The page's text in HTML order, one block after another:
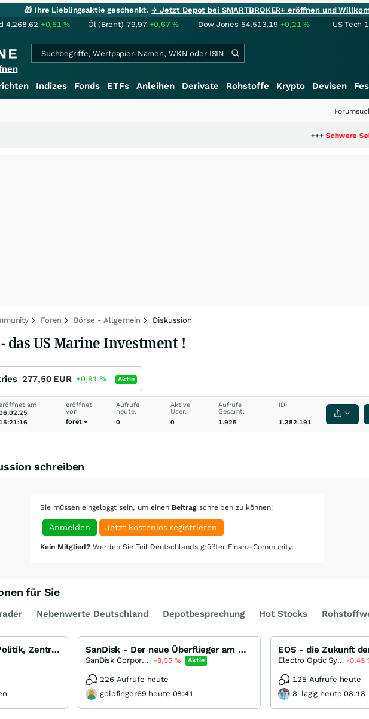
🎁 Ihre Lieblingsaktie geschenkt.→ Jetzt Depot bei SMARTBROKER+ eröffnen und
4.268,62 +0,51% Öl (Brent) 79,97 +0,67% Dow Jones 54.513,19 +0,21% US Tech
Indizes Fonds ETFs Anleihen Derivate Rohstoffe Krypto Devisen
Schwere Seltene
Foren Börse - Allgemein Diskussion
US Marine Investment !
277,50 EUR +0,91 % Aktie
am
eröffnet
von
foret
Aufrufe
heute:
0
Aktive
User:
0
Aufrufe
Gesamt:
1.925
ID:
1.382.191
schreiben
Sie müssen eingeloggt sein, um einen Beitrag schreiben zu können!
Anmelden Jetzt kostenlos registrieren
Kein Mitglied? Werden Sie Teil Deutschlands größter Finanz-Community.
für Sie
Nebenwerte Deutschland Depotbesprechung Hot Stocks
Das große Ganze - was Politik, Zentralbanken, Trends, Medien und Gesellschaft mit Aktien, Rohstoffen SanDisk - Der neue Überflieger am Markt für Speicherchips
SanDisk Corporation -8,55% Aktie
226 Aufrufe heute
goldfinger69 heute 08:41
Electro Optic Systems -0,49
125 Aufrufe heute
8-lagig heute 08:18